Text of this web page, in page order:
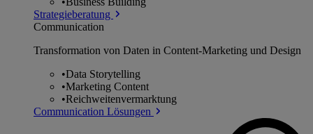
Strategieberatung
Communication
Transformation von Daten in Content-Marketing und Design
•Data Storytelling
•Marketing Content
•Reichweitenvermarktung
Communication Lösungen